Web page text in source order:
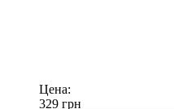
Цена:
329 грн